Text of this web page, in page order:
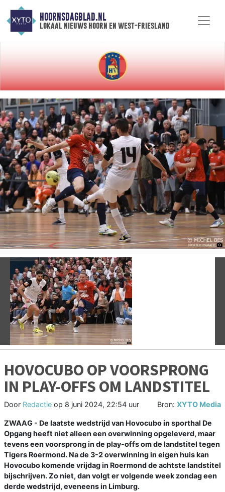
HOORNSDAGBLAD.NL
lokaal nieuws hoorn en west-friesland
Vorige
HOVOCUBO OP VOORSPRONG
IN PLAY-OFFS OM LANDSTITEL
Door Redactie op 8 juni 2024, 22:54 uur Bron: XYTO Media
ZWAAG - De laatste wedstrijd van Hovocubo in sporthal De
Opgang heeft niet alleen een overwinning opgeleverd, maar
tevens een voorsprong in de play-offs om de landstitel tegen
Tigers Roermond. Na de 3-2 overwinning in eigen huis kan
Hovocubo komende vrijdag in Roermond de achtste landstitel
bijschrijven. Zo niet, dan volgt er volgende week zondag een
derde wedstrijd, eveneens in Limburg.